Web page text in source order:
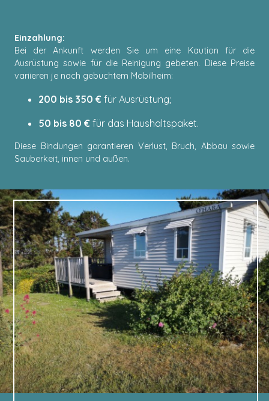
Einzahlung:
Bei der Ankunft werden Sie um eine Kaution für die
Ausrüstung sowie für die Reinigung gebeten. Diese Preise
variieren je nach gebuchtem Mobilheim:
200 bis 350 € für Ausrüstung;
50 bis 80 € für das Haushaltspaket.
Diese Bindungen garantieren Verlust, Bruch, Abbau sowie
Sauberkeit, innen und außen.